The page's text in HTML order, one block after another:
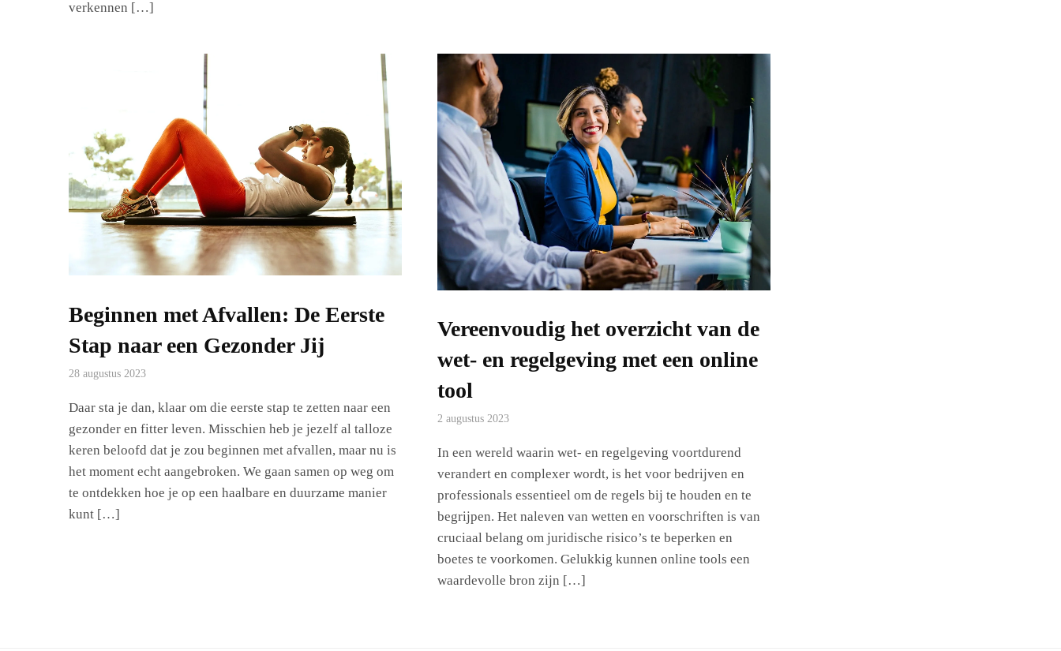
verkennen […]
Beginnen met Afvallen: De Eerste
Stap naar een Gezonder Jij
28 augustus 2023
Daar sta je dan, klaar om die eerste stap te zetten naar een
gezonder en fitter leven. Misschien heb je jezelf al talloze
keren beloofd dat je zou beginnen met afvallen, maar nu is
het moment echt aangebroken. We gaan samen op weg om
te ontdekken hoe je op een haalbare en duurzame manier
kunt […]
Vereenvoudig het overzicht van de
wet- en regelgeving met een online
tool
2 augustus 2023
In een wereld waarin wet- en regelgeving voortdurend
verandert en complexer wordt, is het voor bedrijven en
professionals essentieel om de regels bij te houden en te
begrijpen. Het naleven van wetten en voorschriften is van
cruciaal belang om juridische risico’s te beperken en
boetes te voorkomen. Gelukkig kunnen online tools een
waardevolle bron zijn […]